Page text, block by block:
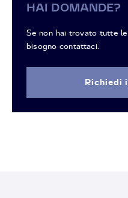
HAI DOMANDE?
Se non hai trovato tutte
bisogno contattaci.
Richiedi